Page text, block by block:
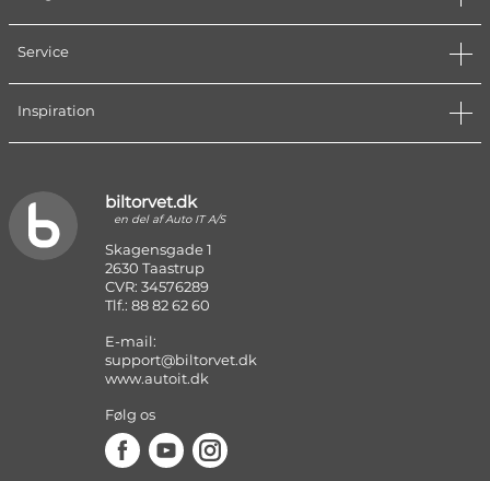
Service
Inspiration
biltorvet.dk
en del af Auto IT A/S
Skagensgade 1
2630 Taastrup
CVR: 34576289
Tlf.: 88 82 62 60
E-mail:
support@biltorvet.dk
www.autoit.dk
Følg os